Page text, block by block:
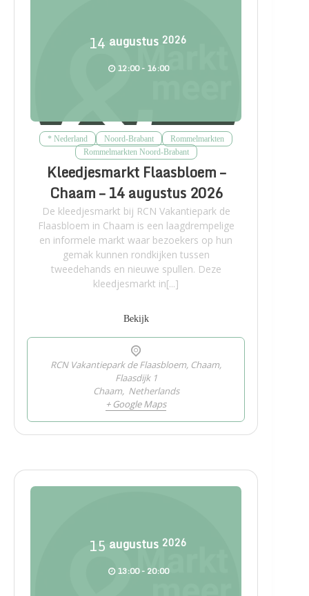
14 augustus 2026
12:00 - 16:00
* Nederland Noord-Brabant
Rommelmarkten
Rommelmarkten Noord-Brabant
Kleedjesmarkt Flaasbloem –
Chaam – 14 augustus 2026
De kleedjesmarkt bij RCN Vakantiepark de
Flaasbloem in Chaam is een laagdrempelige
en informele markt waar bezoekers op hun
gemak kunnen rondkijken tussen
tweedehands en nieuwe spullen. Deze
kleedjesmarkt in[...]
Bekijk
RCN Vakantiepark de Flaasbloem, Chaam,
Flaasdijk 1
Chaam, Netherlands
+ Google Maps
15 augustus 2026
13:00 - 20:00